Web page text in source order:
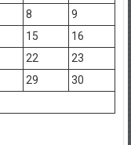
8
9
15
16
22
23
29
30